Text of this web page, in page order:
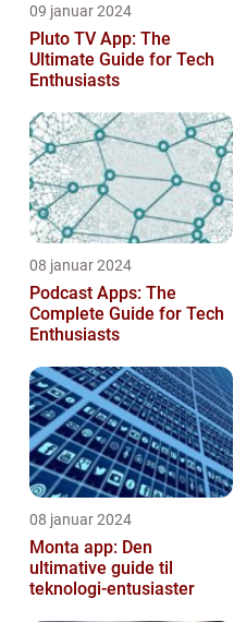
09 januar 2024
Pluto TV App: The
Ultimate Guide for Tech
Enthusiasts
08 januar 2024
Podcast Apps: The
Complete Guide for Tech
Enthusiasts
08 januar 2024
Monta app: Den
ultimative guide til
teknologi-entusiaster